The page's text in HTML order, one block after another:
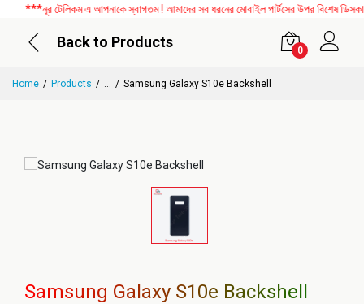
***নূর টেলিকম এ আপনাকে স্বাগতম ! আমাদের সব ধরনের মোবাইল পার্টসের উপর বিশেষ
Back to Products
0
Home Products ... Samsung Galaxy S10e Backshell
Samsung Galaxy S10e Backshell